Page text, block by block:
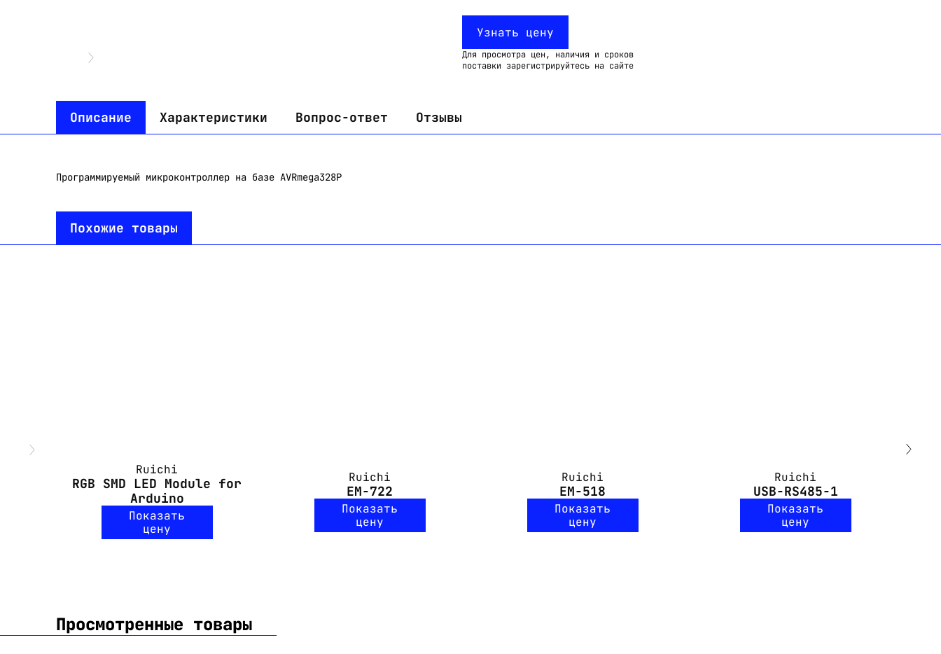
Узнать цену
Для просмотра цен, наличия и сроков
поставки зарегистрируйтесь на сайте
Описание Характеристики Вопрос-ответ Отзывы
Программируемый микроконтроллер на базе AVRmega328P
Похожие товары
Ruichi
RGB SMD LED Module for
Arduino
Показать
цену
Ruichi
EM-722
Показать
цену
Ruichi
EM-518
Показать
цену
Ruichi
USB-RS485-1
Показать
цену
Просмотренные товары